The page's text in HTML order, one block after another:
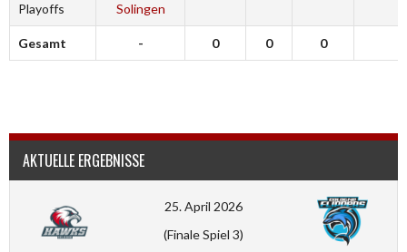
Playoffs
Solingen
Gesamt - 0 0 0
AKTUELLE ERGEBNISSE
25. April 2026
(Finale Spiel 3)